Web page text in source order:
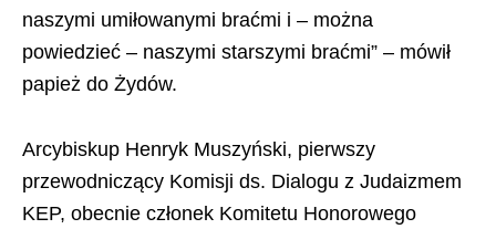
naszymi umiłowanymi braćmi i – można
powiedzieć – naszymi starszymi braćmi” – mówił
papież do Żydów.
Arcybiskup Henryk Muszyński, pierwszy
przewodniczący Komisji ds. Dialogu z Judaizmem
KEP, obecnie członek Komitetu Honorowego